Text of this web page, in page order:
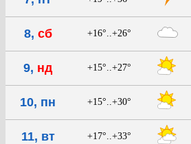
8, сб +16°..+26°
9, нд +15°..+27°
10, пн +15°..+30°
11, вт +17°..+33°